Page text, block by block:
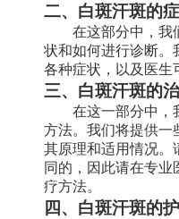
二、白斑汗斑的
在这部分中，我
状和如何进行诊断。
各种症状，以及医生
三、白斑汗斑的
在这一部分中，
方法。我们将提供一
其原理和适用情况。
同的，因此请在专
疗方法。
四、白斑汗斑的